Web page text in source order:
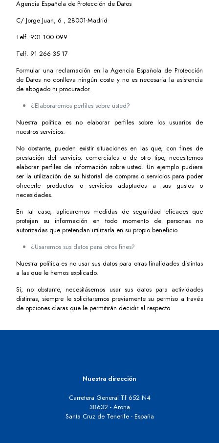
Agencia Española de Protección de Datos
C/ Jorge Juan, 6 , 28001-Madrid
Telf. 901 100 099
Telf. 91 266 35 17
Formular una reclamación en la Agencia Española de Protección
de Datos no conlleva ningún coste y no es necesaria la asistencia
de abogado ni procurador.
¿Elaboraremos perfiles sobre usted?
Nuestra política es no elaborar perfiles sobre los usuarios de
nuestros servicios.
No obstante, pueden existir situaciones en las que, con fines de
prestación del servicio, comerciales o de otro tipo, necesitemos
elaborar perfiles de información sobre usted. Un ejemplo pudiera
ser la utilización de su historial de compras o servicios para poder
ofrecerle productos o servicios adaptados a sus gustos o
necesidades.
En tal caso, aplicaremos medidas de seguridad eficaces que
protejan su información en todo momento de personas no
autorizadas que pretendan utilizarla en su propio beneficio.
¿Usaremos sus datos para otros fines?
Nuestra política es no usar sus datos para otras finalidades distintas
a las que le hemos explicado.
Si, no obstante, necesitásemos usar sus datos para actividades
distintas, siempre le solicitaremos previamente su permiso a través
de opciones claras que le permitirán decidir al respecto.
Nuestra dirección
Carretera General Tf 652 N4
38632 - Arona
Santa Cruz de Tenerife - España